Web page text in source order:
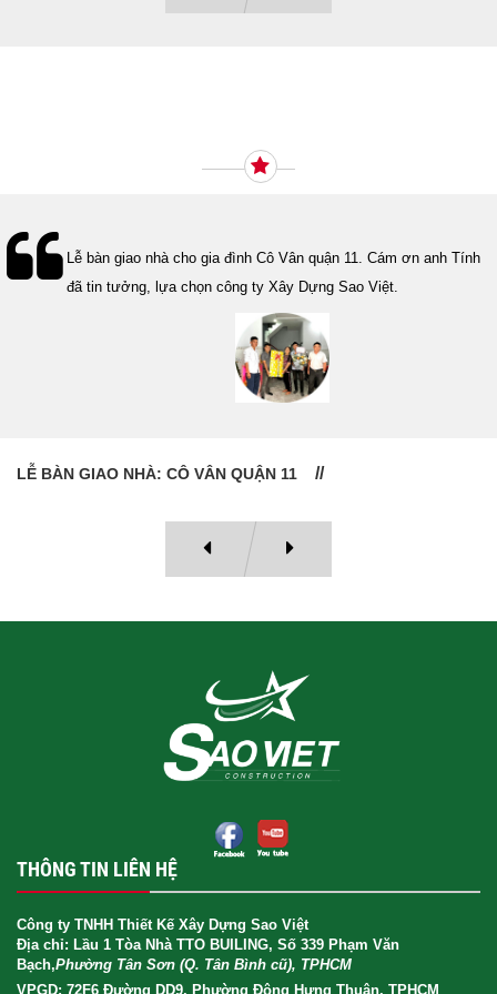
Lễ bàn giao nhà cho gia đình Cô Vân quận 11. Cám ơn anh Tính
đã tin tưởng, lựa chọn công ty Xây Dựng Sao Việt.
LỄ BÀN GIAO NHÀ: CÔ VÂN QUẬN 11
THÔNG TIN LIÊN HỆ
Công ty TNHH Thiết Kế Xây Dựng Sao Việt
Địa chỉ: Lầu 1 Tòa Nhà TTO BUILING, Số 339 Phạm Văn
Bạch,Phường Tân Sơn (Q. Tân Bình cũ), TPHCM
VPGD: 72F6 Đường DD9, Phường Đông Hưng Thuận, TPHCM